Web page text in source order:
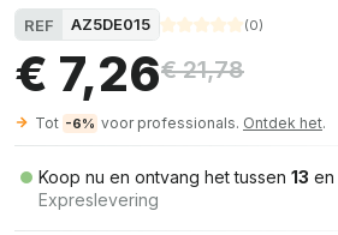
REF AZ5DE015 (0)
€ 7,26€ 21,78
Tot -6% voor professionals. Ontdek het.
Koop nu en ontvang het tussen 13 en
Expreslevering